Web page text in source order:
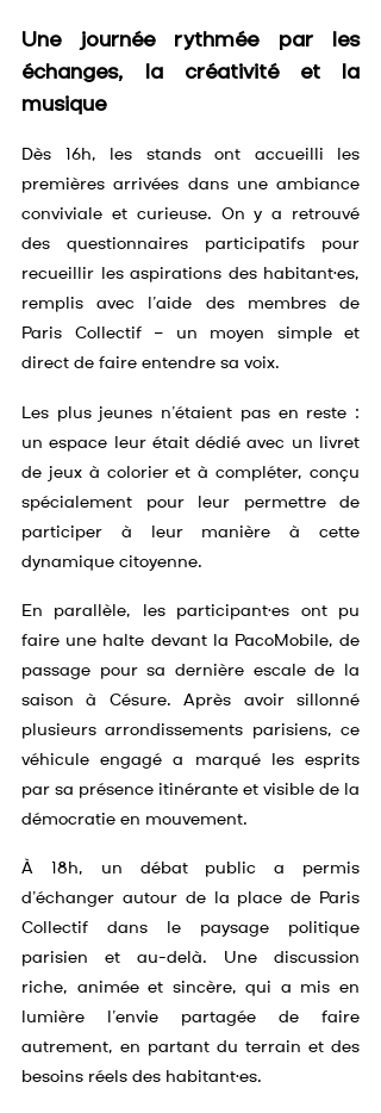
Une journée rythmée par les
échanges, la créativité et la
musique
Dès 16h, les stands ont accueilli les
premières arrivées dans une ambiance
conviviale et curieuse. On y a retrouvé
des questionnaires participatifs pour
recueillir les aspirations des habitant·es,
remplis avec l’aide des membres de
Paris Collectif — un moyen simple et
direct de faire entendre sa voix.
Les plus jeunes n’étaient pas en reste :
un espace leur était dédié avec un livret
de jeux à colorier et à compléter, conçu
spécialement pour leur permettre de
participer à leur manière à cette
dynamique citoyenne.
En parallèle, les participant·es ont pu
faire une halte devant la PacoMobile, de
passage pour sa dernière escale de la
saison à Césure. Après avoir sillonné
plusieurs arrondissements parisiens, ce
véhicule engagé a marqué les esprits
par sa présence itinérante et visible de la
démocratie en mouvement.
À 18h, un débat public a permis
d’échanger autour de la place de Paris
Collectif dans le paysage politique
parisien et au-delà. Une discussion
riche, animée et sincère, qui a mis en
lumière l’envie partagée de faire
autrement, en partant du terrain et des
besoins réels des habitant·es.